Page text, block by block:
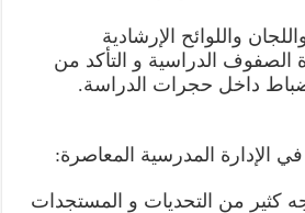
الصفوف الدراسية و التأكد من
داخل حجرات الدراسة.
كثير من التحديات و المستجدات